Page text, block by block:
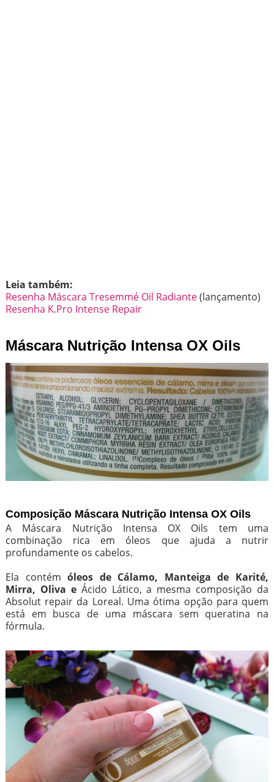
Leia também:
Resenha Máscara Tresemmé Oil Radiante(lançamento)
Resenha K.Pro Intense Repair
Máscara Nutrição Intensa OX Oils
Composição Máscara Nutrição Intensa OX Oils
A Máscara Nutrição Intensa OX Oils tem uma
combinação rica em óleos que ajuda a nutrir
profundamente os cabelos.
Ela contémóleos de Cálamo, Manteiga de Karité,
Mirra, Oliva eÁcido Lático, a mesma composição da
Absolut repair da Loreal. Uma ótima opção para quem
está em busca de uma máscara sem queratina na
fórmula.